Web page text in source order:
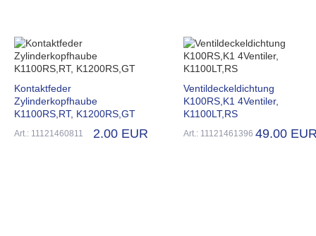
Kontaktfeder
Zylinderkopfhaube
K1100RS,RT, K1200RS,GT
Art.: 11121460811 2.00 EUR
Ventildeckeldichtung
K100RS,K1 4Ventiler,
K1100LT,RS
Art.: 11121461396 49.00